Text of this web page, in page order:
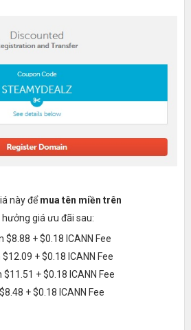
này đểmua tên miền trên
giá ưu đãi sau:
$8.88 + $0.18 ICANN Fee
+ $0.18 ICANN Fee
+ $0.18 ICANN Fee
+ $0.18 ICANN Fee